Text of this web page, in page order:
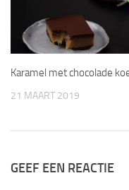
Karamel met chocolade
21 MAART 2019
GEEF EEN REACTIE